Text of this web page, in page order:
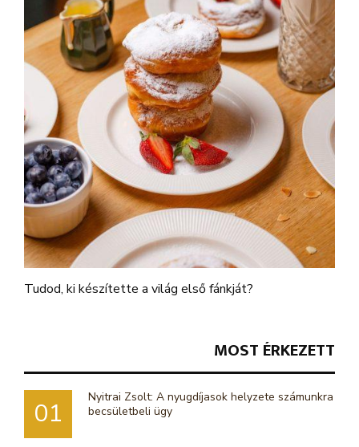
Tudod, ki készítette a világ első fánkját?
MOST ÉRKEZETT
01
Nyitrai Zsolt: A nyugdíjasok helyzete számunkra
becsületbeli ügy